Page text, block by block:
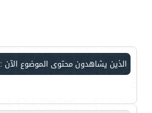
الذين يشاهدون محتوى الموضوع الآن : 1